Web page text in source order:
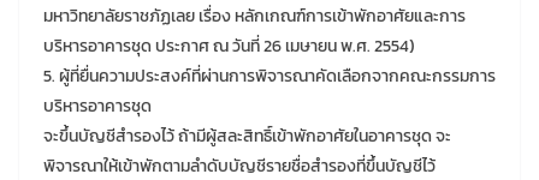
มหาวิทยาลัยราชภัฏเลย เรื่อง หลักเกณฑ์การเข้าพักอาศัยและการ
บริหารอาคารชุด ประกาศ ณ วันที่ 26 เมษายน พ.ศ. 2554)
5. ผู้ที่ยื่นความประสงค์ที่ผ่านการพิจารณาคัดเลือกจากคณะกรรมการ
บริหารอาคารชุด
จะขึ้นบัญชีสำรองไว้ ถ้ามีผู้สละสิทธิ์เข้าพักอาศัยในอาคารชุด จะ
พิจารณาให้เข้าพักตามลำดับบัญชีรายชื่อสำรองที่ขึ้นบัญชีไว้